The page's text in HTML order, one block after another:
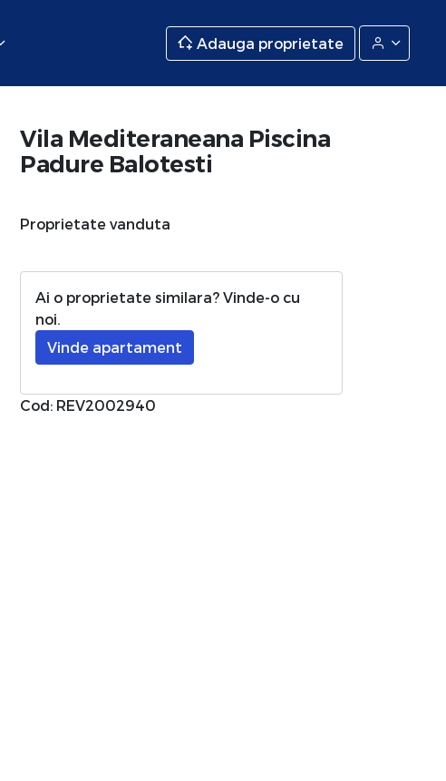
Adauga proprietate
Vila Mediteraneana Piscina
Padure Balotesti
Proprietate vanduta
Ai o proprietate similara? Vinde-o cu
noi.
Vinde apartament
Cod: REV2002940